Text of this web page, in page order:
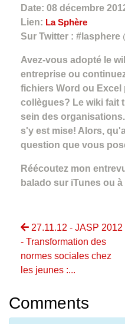
Date: 08 décembre
Lien: La Sphère
Sur Twitter : #lasphere
Avez-vous adopté le
entreprise ou
fichiers Word ou Excel
collègues? Le wiki fait
sein des
s'y est mise! Alors,
question que vous
Réécoutez mon
balado sur iTunes ou
27.11.12 - JASP 2012
- Transformation des
normes sociales chez
les jeunes :...
Comments